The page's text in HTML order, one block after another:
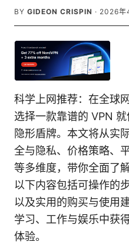
BY GIDEON CRISPIN · 2026年
科学上网推荐：在全球
选择一款靠谱的 VPN
隐形盾牌。本文将从实
全与隐私、价格策略、
等多维度，带你全面了
以下内容包括可操作的
以及实用的购买与使用
学习、工作与娱乐中获
体验。